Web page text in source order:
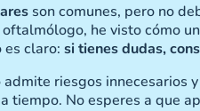
son comunes, pero no
he visto cómo
es claro: si tienes dudas,
admite riesgos
a tiempo. No esperes a que